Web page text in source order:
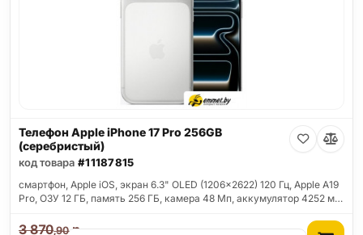
Телефон Apple iPhone 17 Pro 256GB
(серебристый)
код товара #11187815
смартфон, Apple iOS, экран 6.3" OLED (1206x2622) 120 Гц, Apple A19
Pro, ОЗУ 12 ГБ, память 256 ГБ, камера 48 Мп, аккумулятор 4252 м…
3 870,90р.